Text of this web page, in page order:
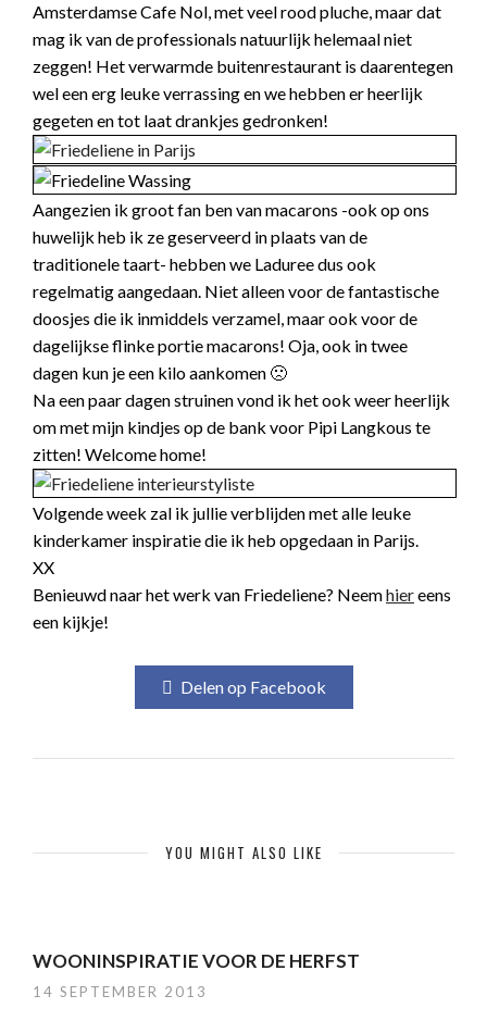
Amsterdamse Cafe Nol, met veel rood pluche, maar dat
mag ik van de professionals natuurlijk helemaal niet
zeggen! Het verwarmde buitenrestaurant is daarentegen
wel een erg leuke verrassing en we hebben er heerlijk
gegeten en tot laat drankjes gedronken!
Aangezien ik groot fan ben van macarons -ook op ons
huwelijk heb ik ze geserveerd in plaats van de
traditionele taart- hebben we Laduree dus ook
regelmatig aangedaan. Niet alleen voor de fantastische
doosjes die ik inmiddels verzamel, maar ook voor de
dagelijkse flinke portie macarons! Oja, ook in twee
dagen kun je een kilo aankomen 🙁
Na een paar dagen struinen vond ik het ook weer heerlijk
om met mijn kindjes op de bank voor Pipi Langkous te
zitten! Welcome home!
Volgende week zal ik jullie verblijden met alle leuke
kinderkamer inspiratie die ik heb opgedaan in Parijs.
XX
Benieuwd naar het werk van Friedeliene? Neemhiereens
een kijkje!
Delen op Facebook
YOU MIGHT ALSO LIKE
WOONINSPIRATIE VOOR DE HERFST
14 SEPTEMBER 2013